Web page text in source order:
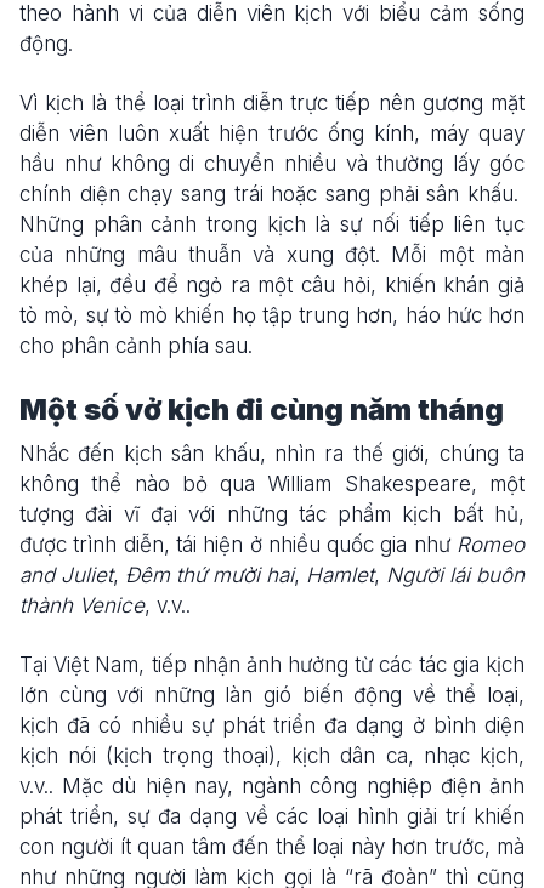
theo hành vi của diễn viên kịch với biểu cảm sống
động.
Vì kịch là thể loại trình diễn trực tiếp nên gương mặt
diễn viên luôn xuất hiện trước ống kính, máy quay
hầu như không di chuyển nhiều và thường lấy góc
chính diện chạy sang trái hoặc sang phải sân khấu.
Những phân cảnh trong kịch là sự nối tiếp liên tục
của những mâu thuẫn và xung đột. Mỗi một màn
khép lại, đều để ngỏ ra một câu hỏi, khiến khán giả
tò mò, sự tò mò khiến họ tập trung hơn, háo hức hơn
cho phân cảnh phía sau.
Một số vở kịch đi cùng năm tháng
Nhắc đến kịch sân khấu, nhìn ra thế giới, chúng ta
không thể nào bỏ qua William Shakespeare, một
tượng đài vĩ đại với những tác phẩm kịch bất hủ,
được trình diễn, tái hiện ở nhiều quốc gia như Romeo
and Juliet, Đêm thứ mười hai, Hamlet, Người lái buôn
thành Venice, v.v..
Tại Việt Nam, tiếp nhận ảnh hưởng từ các tác gia kịch
lớn cùng với những làn gió biến động về thể loại,
kịch đã có nhiều sự phát triển đa dạng ở bình diện
kịch nói (kịch trọng thoại), kịch dân ca, nhạc kịch,
v.v.. Mặc dù hiện nay, ngành công nghiệp điện ảnh
phát triển, sự đa dạng về các loại hình giải trí khiến
con người ít quan tâm đến thể loại này hơn trước, mà
như những người làm kịch gọi là “rã đoàn” thì cũng